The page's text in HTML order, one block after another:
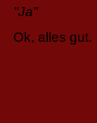
"Ja"
Ok, alles gut.